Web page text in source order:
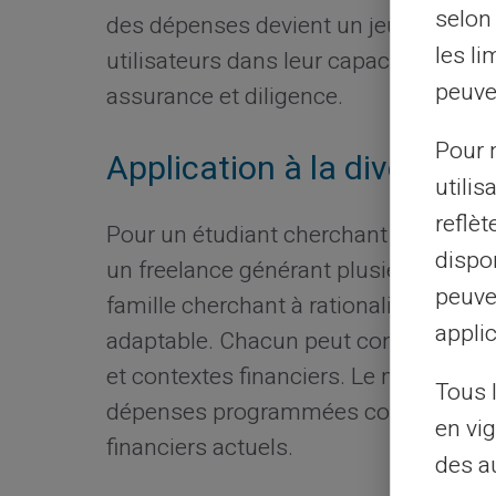
des dépenses devient un jeu
utilisateurs dans leur capacité à
assurance et diligence.
Application à la diversité
Pour un étudiant cherchant à
un freelance générant plusieurs flux
famille cherchant à rationaliser ses
adaptable. Chacun peut configurer
et contextes financiers. Le montant
dépenses programmées
financiers actuels.
les
Pour
Tous
en
des